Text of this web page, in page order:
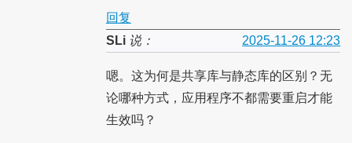
回复
SLi说： 2025-11-26 12:23
嗯。这为何是共享库与静态库的区别？无
论哪种方式，应用程序不都需要重启才能
生效吗？